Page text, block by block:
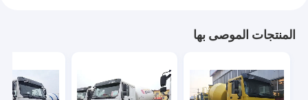
المنتجات الموصى بها